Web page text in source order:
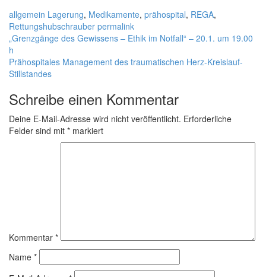
allgemein Lagerung, Medikamente, prähospital, REGA,
Rettungshubschrauber permalink
„Grenzgänge des Gewissens – Ethik im Notfall“ – 20.1. um 19.00
h
Prähospitales Management des traumatischen Herz-Kreislauf-
Stillstandes
Schreibe einen Kommentar
Deine E-Mail-Adresse wird nicht veröffentlicht. Erforderliche
Felder sind mit * markiert
Kommentar *
Name *